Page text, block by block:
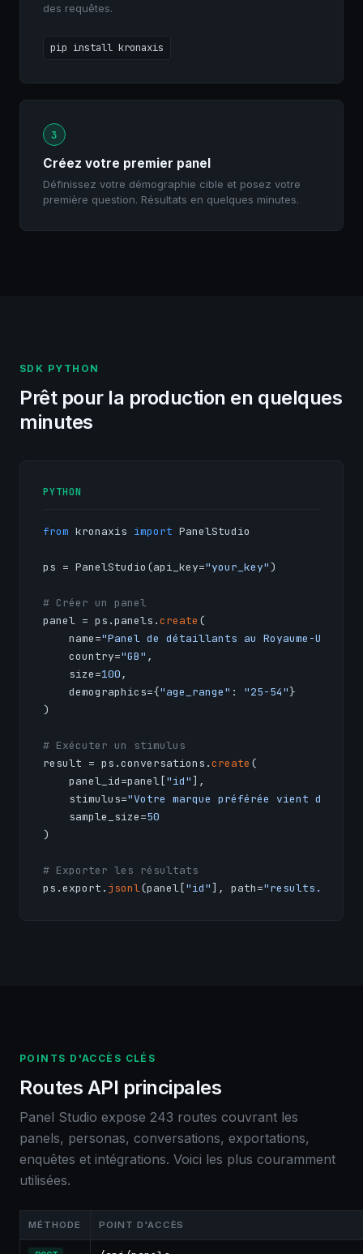
des requêtes.
pip install kronaxis
3
Créez votre premier panel
Définissez votre démographie cible et posez votre
première question. Résultats en quelques minutes.
SDK PYTHON
Prêt pour la production en quelques
minutes
PYTHON
from kronaxis import PanelStudio
ps = PanelStudio(api_key="your_key" )
# Créer un panel
panel = ps.panels.create (
    name=
"Panel de détaillants au Royaume-Uni"
    country=
"GB" ,
    size=
100,
    demographics={
"age_range" : "25-54"}
)
# Exécuter un stimulus
result = ps.conversations.create (
    panel_id=panel[
"id"],
    stimulus=
"Votre marque préférée vient
    sample_size=
50
)
# Exporter les résultats
ps.export. jsonl(panel["id"], path="results.jsonl"
POINTS D'ACCÈS CLÉS
Routes API principales
Panel Studio expose 243 routes couvrant les
panels, personas, conversations, exportations,
enquêtes et intégrations. Voici les plus couramment
utilisées.
MÉTHODE POINT D'ACCÈS